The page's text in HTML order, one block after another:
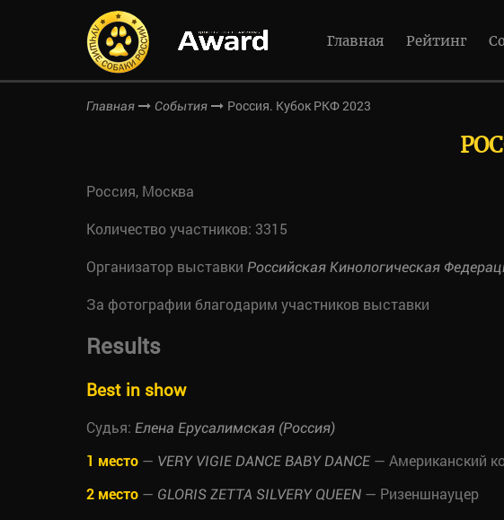
Главная Рейтинг
Главная События Россия. Кубок РКФ 2023
Россия, Москва
Количество участников: 3315
Организатор выставки Российская Кинологическая
За фотографии благодарим участников выставки
Results
Best in show
Судья: Елена Ерусалимская (Россия)
1 место — VERY VIGIE DANCE BABY DANCE — Американский
2 место — GLORIS ZETTA SILVERY QUEEN — Ризеншнауцер